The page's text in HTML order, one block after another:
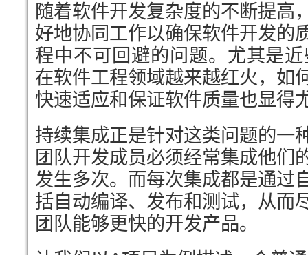
随着软件开发复杂度的不断提高
好地协同工作以确保软件开发的
程中不可回避的问题。尤其是
在软件工程领域越来越红火，如
快速适应和保证软件质量也显得
持续集成正是针对这类问题的一
团队开发成员必须经常集成他们
发生多次。而每次集成都是通过
括自动编译、发布和测试，从而
团队能够更快的开发产品。